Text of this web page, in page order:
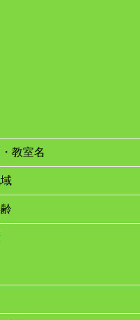
教室名